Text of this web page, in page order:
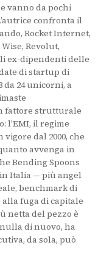
vanno da pochi
confronta il
Rocket Internet,
Revolut,
ex-dipendenti delle
di startup di
da 24 unicorni, a
fattore strutturale
l’EMI, il regime
dal 2000, che
avvenga in
Bending Spoons
Italia — più angel
benchmark di
fuga di capitale
netta del pezzo è
di nuovo, ha
da sola, può